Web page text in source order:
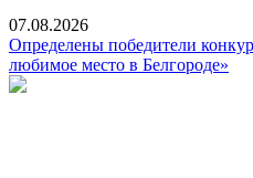
07.08.2026
Определены победители
любимое место в Белгороде»